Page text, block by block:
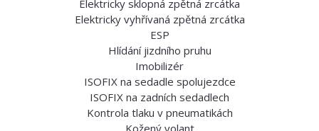
Elektricky sklopná zpětná zrcátka
Elektricky vyhřívaná zpětná zrcátka
ESP
Hlídání jizdního pruhu
Imobilizér
ISOFIX na sedadle spolujezdce
ISOFIX na zadních sedadlech
Kontrola tlaku v pneumatikách